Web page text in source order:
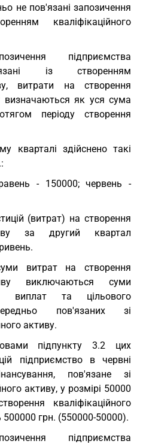
не пов'язані запозичення
кваліфікаційного
підприємства
із створенням
витрати на створення
визначаються як уся сума
періоду створення
кварталі здійснено такі
- 150000; червень -
(витрат) на створення
за другий квартал
витрат на створення
виключаються суми
виплат та цільового
пов'язаних зі
активу.
підпункту 3.2 цих
підприємство в червні
пов'язане зі
активу, у розмірі 50000
кваліфікаційного
грн. (550000-50000).
підприємства